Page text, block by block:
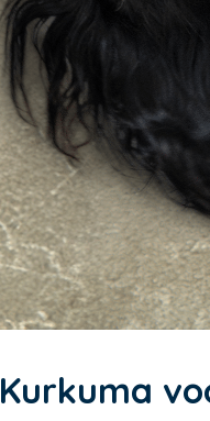
Kurkuma